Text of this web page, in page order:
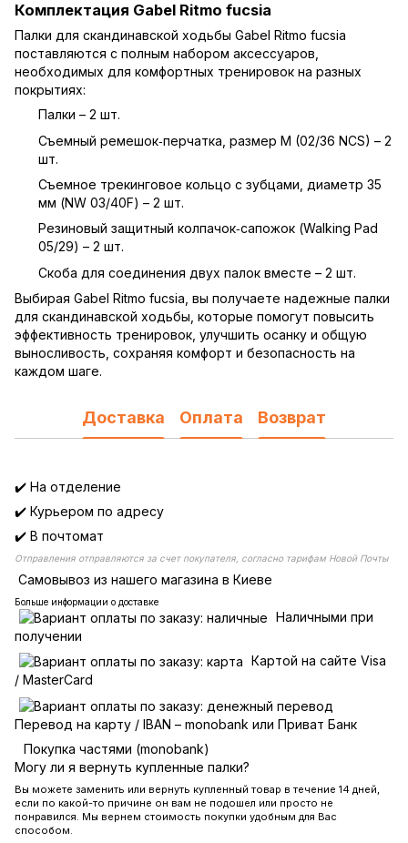
Комплектация Gabel Ritmo fucsia
Палки для скандинавской ходьбы Gabel Ritmo fucsia
поставляются с полным набором аксессуаров,
необходимых для комфортных тренировок на разных
покрытиях:
Палки – 2 шт.
Съемный ремешок‑перчатка, размер M (02/36 NCS) – 2
шт.
Съемное трекинговое кольцо с зубцами, диаметр 35
мм (NW 03/40F) – 2 шт.
Резиновый защитный колпачок‑сапожок (Walking Pad
05/29) – 2 шт.
Скоба для соединения двух палок вместе – 2 шт.
Выбирая Gabel Ritmo fucsia, вы получаете надежные палки
для скандинавской ходьбы, которые помогут повысить
эффективность тренировок, улучшить осанку и общую
выносливость, сохраняя комфорт и безопасность на
каждом шаге.
Доставка Оплата Возврат
✔️ На отделение
✔️ Курьером по адресу
✔️ В почтомат
Отправления отправляются за счет покупателя, согласно тарифам Новой Почты
Самовывоз из нашего магазина в Киеве
Больше информации о доставке
Наличными при
получении
Картой на сайте Visa
/ MasterCard
Перевод на карту / IBAN – monobank или Приват Банк
Покупка частями (monobank)
Могу ли я вернуть купленные палки?
Вы можете заменить или вернуть купленный товар в течение 14 дней,
если по какой-то причине он вам не подошел или просто не
понравился. Мы вернем стоимость покупки удобным для Вас
способом.